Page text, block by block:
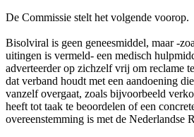
De Commissie stelt het volgende voorop.
Bisolviral is geen geneesmiddel, maar -
uitingen is vermeld- een medisch
adverteerder op zichzelf vrij om reclame
dat verband houdt met een aandoening
vanzelf overgaat, zoals bijvoorbeeld
heeft tot taak te beoordelen of een
overeenstemming is met de Nederlandse